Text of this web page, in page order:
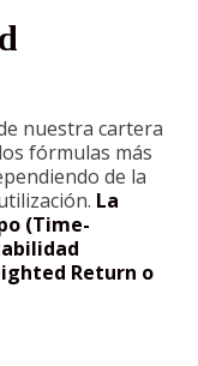
nuestra cartera
fórmulas más
de la
La
(Time-
Return o